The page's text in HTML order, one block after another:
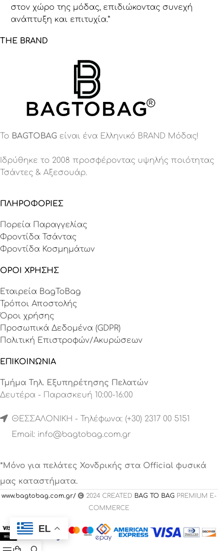
στον χώρο της μόδας, επιδιώκοντας συνεχή
ανάπτυξη και επιτυχία.”
THE BRAND
Το BAGTOBAG είναι ένα Eλληνικό BRAND Μόδας!
Ιδρύθηκε το 2008 προσφέροντας υψηλής ποιότητας
Τσάντες & Αξεσουάρ.
ΠΛΗΡΟΦΟΡΙΕΣ
Πορεία Παραγγελίας
Φροντίδα Τσάντας
Φροντίδα Κοσμημάτων
ΟΡΟΙ ΧΡΗΣΗΣ
Εταιρεία BagToBag
Τρόποι Αποστολής
Όροι χρήσης
Προσωπικά Δεδομένα (GDPR)
Πολιτική Επιστροφών/Ακυρώσεων
ΕΠΙΚΟΙΝΩΝΙΑ
Τμήμα Τηλ. Εξυπηρέτησης Πελατών
Δευτέρα - Παρασκευή 10:00-16:00
ΘΕΣΣΑΛΟΝΙΚΗ - Τηλέφωνα: (+30) 2317 00 5151
Email: info@bagtobag.com.gr
*Μόνο για πελάτες Χονδρικής στα Official φυσικά
μας καταστήματα.
www.bagtobag.com.gr/ 2024 CREATED BAG TO BAG PREMIUM E-
COMMERCE
EL